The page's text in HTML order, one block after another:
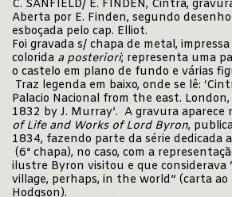
C. SANFIELD/ E. FINDEN, Cintra,
Aberta por E. Finden, segundo
esboçada pelo cap. Elliot.
Foi gravada s/ chapa de metal,
colorida a posteriori; representa uma
o castelo em plano de fundo e várias
Traz legenda em baixo, onde se lê:
Palacio Nacional from the east.
1832 by J. Murray’. A gravura aparece
of Life and Works of Lord Byron,
1834, fazendo parte da série dedicada
(6ª chapa), no caso, com a
ilustre Byron visitou e que
village, perhaps, in the world” (carta ao
Hodgson).